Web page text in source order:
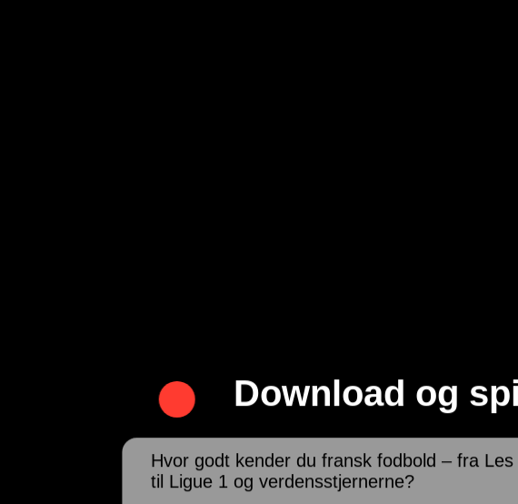
Download og
Hvor godt kender du fransk fodbold – fra Les
til Ligue 1 og verdensstjernerne?